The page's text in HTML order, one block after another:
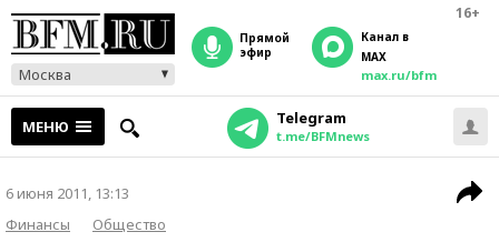
16+
Москва
прямой
эфир
Канал в
MAX
max.ru/bfm
МЕНЮ Telegram
t.me/BFMnews
6 июня 2011, 13:13
Финансы
Общество